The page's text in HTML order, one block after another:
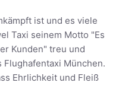
ist und es viele
Taxi seinem Motto "Es
Kunden" treu und
München.
Ehrlichkeit und Fleiß